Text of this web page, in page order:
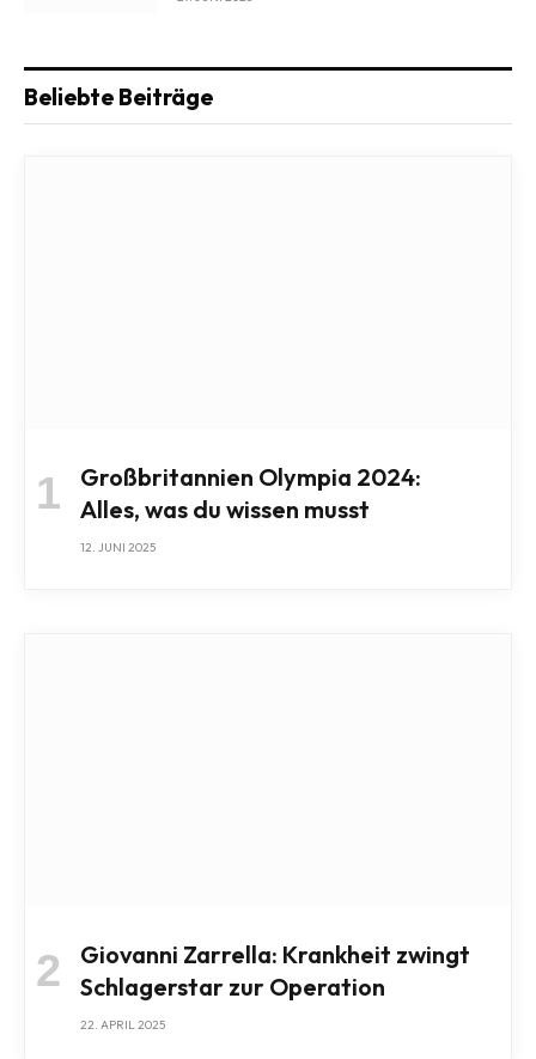
Beliebte Beiträge
Großbritannien Olympia 2024:
Alles, was du wissen musst
12. JUNI 2025
Giovanni Zarrella: Krankheit zwingt
Schlagerstar zur Operation
22. APRIL 2025